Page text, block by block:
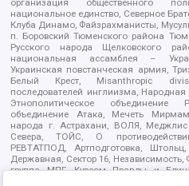
организация общественного
национальное единство, Северное
Клуба Динамо, Файзрахманисты,
п. Боровский Тюменского района
Русского народа Щелковского
национальная ассамблея –
Украинская повстанческая армия,
Белый Крест, Misanthropic
последователей инглиизма,
Этнополитическое объединение
объединение Атака, Мечеть
народа г. Астрахани, ВОЛЯ, Меджлис
Севера, ТОЙС, О
РЕВТАТПОД, Артподготовка,
Державная, Сектор 16,
группа МПГ, Курсом Правды и